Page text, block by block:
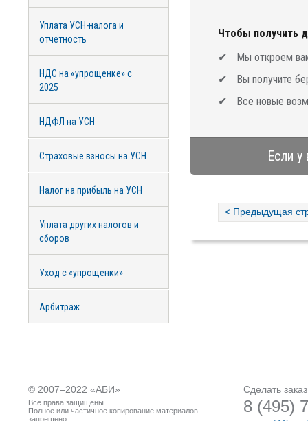
Чтобы получить
Мы откроем
Вы получите
Все новые
Если
< Предыдущая
Уплата УСН-налога и
отчетность
НДС на «упрощенке» с
2025
НДФЛ на УСН
Страховые взносы на УСН
Налог на прибыль на УСН
Уплата других налогов и
сборов
Уход с «упрощенки»
Арбитраж
© 2007–2022 «АБИ»
Все права защищены.
Полное или частичное копирование материалов
запрещено.
Сделать
8 (495)